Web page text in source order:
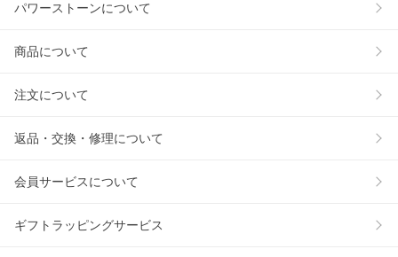
パワーストーンについて
商品について
注文について
返品・交換・修理について
会員サービスについて
ギフトラッピングサービス